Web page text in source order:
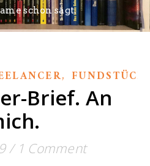
schon sagt.
,
Brief. An
/ 1 Comment